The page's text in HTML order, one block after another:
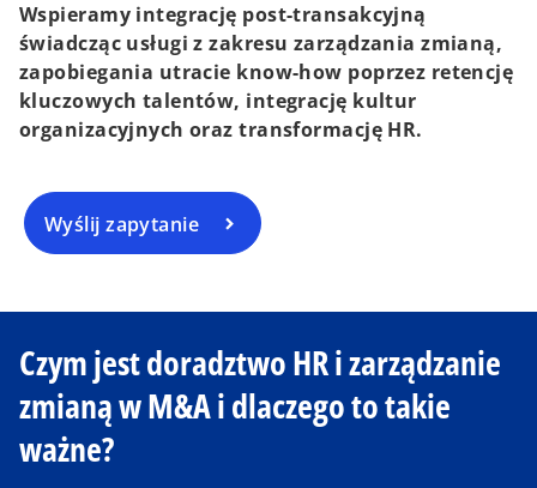
Wspieramy integrację post-transakcyjną
świadcząc usługi z zakresu zarządzania zmianą,
zapobiegania utracie know-how poprzez retencję
kluczowych talentów, integrację kultur
organizacyjnych oraz transformację HR.
Wyślij zapytanie
Czym jest doradztwo HR i zarządzanie
zmianą w M&A i dlaczego to takie
ważne?